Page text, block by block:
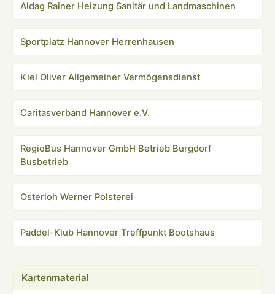
Aldag Rainer Heizung Sanitär und Landmaschinen
Sportplatz Hannover Herrenhausen
Kiel Oliver Allgemeiner Vermögensdienst
Caritasverband Hannover e.V.
RegioBus Hannover GmbH Betrieb Burgdorf
Busbetrieb
Osterloh Werner Polsterei
Paddel-Klub Hannover Treffpunkt Bootshaus
Kartenmaterial